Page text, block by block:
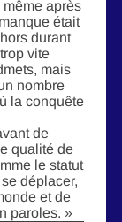
après
était
durant
vite
mais
nombre
la conquête
de
qualité de
le statut
déplacer,
et de
paroles. »